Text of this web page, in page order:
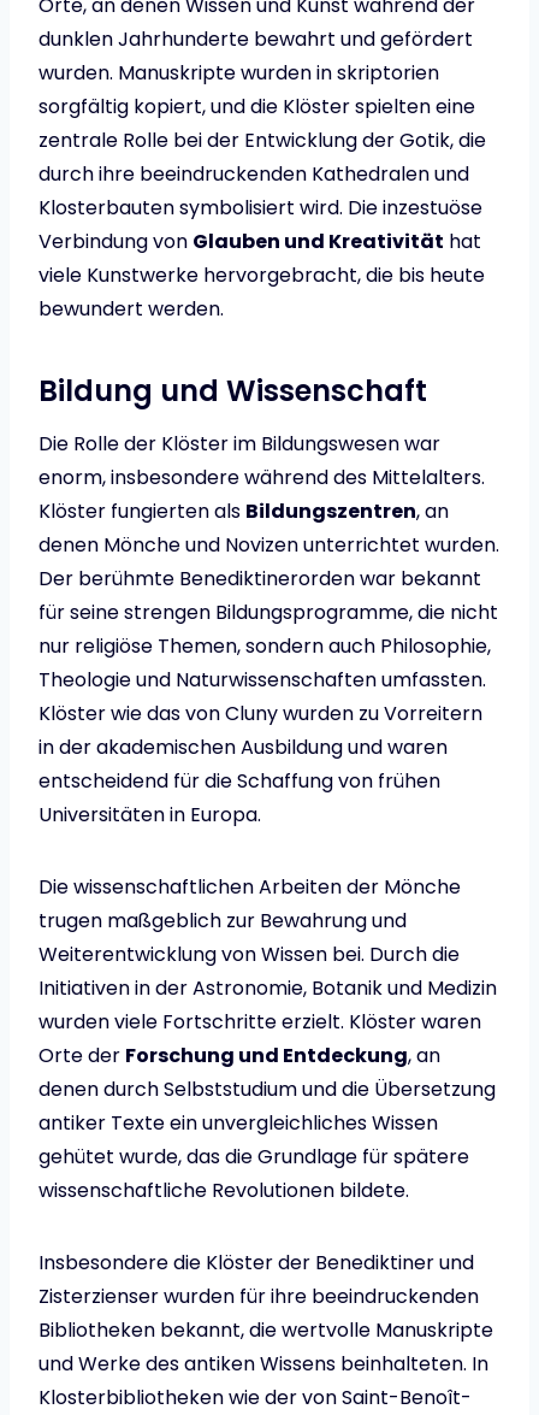
dunklen Jahrhunderte bewahrt und gefördert
wurden. Manuskripte wurden in skriptorien
sorgfältig kopiert, und die Klöster spielten eine
zentrale Rolle bei der Entwicklung der Gotik, die
durch ihre beeindruckenden Kathedralen und
Klosterbauten symbolisiert wird. Die inzestuöse
Verbindung von Glauben und Kreativität hat
viele Kunstwerke hervorgebracht, die bis heute
bewundert werden.
Bildung und Wissenschaft
Die Rolle der Klöster im Bildungswesen war
enorm, insbesondere während des Mittelalters.
Klöster fungierten als Bildungszentren, an
denen Mönche und Novizen unterrichtet wurden.
Der berühmte Benediktinerorden war bekannt
für seine strengen Bildungsprogramme, die nicht
nur religiöse Themen, sondern auch Philosophie,
Theologie und Naturwissenschaften umfassten.
Klöster wie das von Cluny wurden zu Vorreitern
in der akademischen Ausbildung und waren
entscheidend für die Schaffung von frühen
Universitäten in Europa.
Die wissenschaftlichen Arbeiten der Mönche
trugen maßgeblich zur Bewahrung und
Weiterentwicklung von Wissen bei. Durch die
Initiativen in der Astronomie, Botanik und Medizin
wurden viele Fortschritte erzielt. Klöster waren
Orte der Forschung und Entdeckung, an
denen durch Selbststudium und die Übersetzung
antiker Texte ein unvergleichliches Wissen
gehütet wurde, das die Grundlage für spätere
wissenschaftliche Revolutionen bildete.
Insbesondere die Klöster der Benediktiner und
Zisterzienser wurden für ihre beeindruckenden
Bibliotheken bekannt, die wertvolle Manuskripte
und Werke des antiken Wissens beinhalteten. In
Klosterbibliotheken wie der von Saint-Benoît-